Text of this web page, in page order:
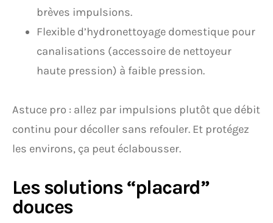
brèves impulsions.
Flexible d’hydronettoyage domestique pour
canalisations (accessoire de nettoyeur
haute pression) à faible pression.
Astuce pro : allez par impulsions plutôt que débit
continu pour décoller sans refouler. Et protégez
les environs, ça peut éclabousser.
Les solutions “placard”
douces